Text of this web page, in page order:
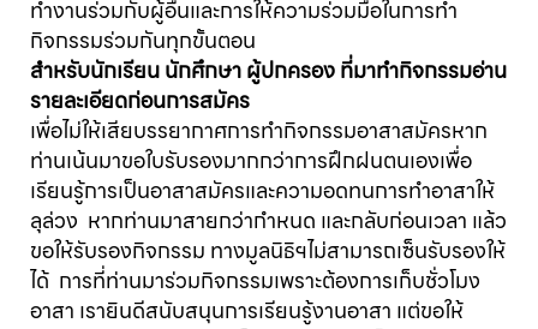
ทำงานร่วมกับผู้อื่นและการให้ความร่วมมือในการทำ
กิจกรรมร่วมกันทุกขั้นตอน
สำหรับนักเรียน นักศึกษา ผู้ปกครอง ที่มาทำกิจกรรมอ่าน
รายละเอียดก่อนการสมัคร
เพื่อไม่ให้เสียบรรยากาศการทำกิจกรรมอาสาสมัครหาก
ท่านเน้นมาขอใบรับรองมากกว่าการฝึกฝนตนเองเพื่อ
เรียนรู้การเป็นอาสาสมัครและความอดทนการทำอาสาให้
ลุล่วง หากท่านมาสายกว่ากำหนด และกลับก่อนเวลา แล้ว
ขอให้รับรองกิจกรรม ทางมูลนิธิฯไม่สามารถเซ็นรับรองให้
ได้ การที่ท่านมาร่วมกิจกรรมเพราะต้องการเก็บชั่วโมง
อาสา เรายินดีสนับสนุนการเรียนรู้งานอาสา แต่ขอให้